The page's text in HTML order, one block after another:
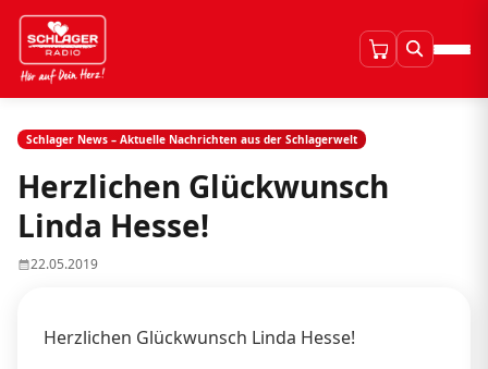
Schlager News – Aktuelle Nachrichten aus der Schlagerwelt
Herzlichen Glückwunsch
Linda Hesse!
22.05.2019
Herzlichen Glückwunsch Linda Hesse!